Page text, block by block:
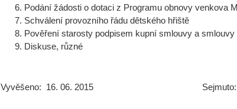
Podání žádosti o dotaci z Programu obnovy venkova
Schválení provozního řádu dětského hřiště
Pověření starosty podpisem kupní smlouvy a
Diskuse, různé
Vyvěšeno: 16. 06. 2015 Sejmuto: 24.